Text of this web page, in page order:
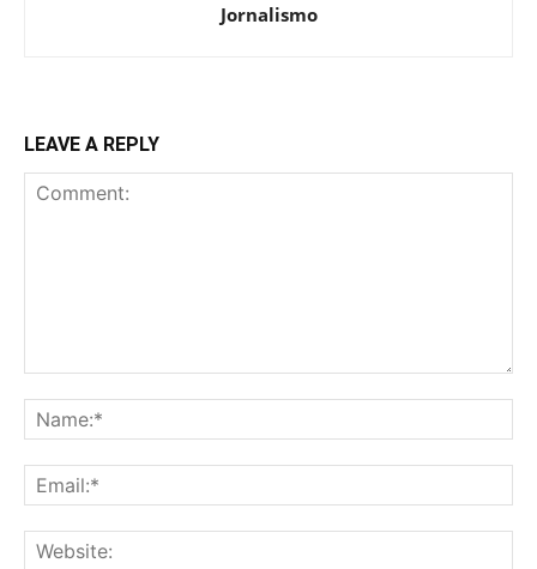
Jornalismo
LEAVE A REPLY